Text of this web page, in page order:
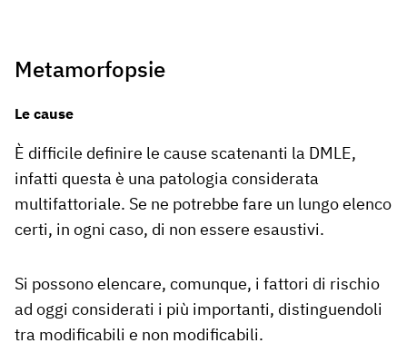
Metamorfopsie
Le cause
È difficile definire le cause scatenanti la DMLE,
infatti questa è una patologia considerata
multifattoriale. Se ne potrebbe fare un lungo elenco
certi, in ogni caso, di non essere esaustivi.
Si possono elencare, comunque, i fattori di rischio
ad oggi considerati i più importanti, distinguendoli
tra modificabili e non modificabili.